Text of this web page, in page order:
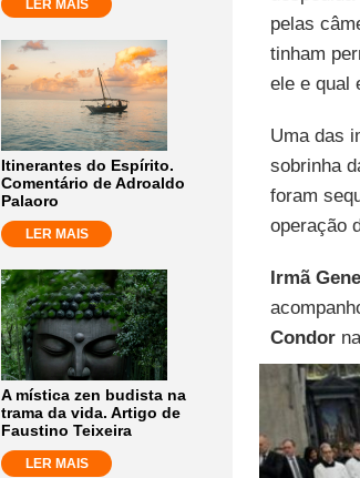
LER MAIS
Itinerantes do Espírito.
Comentário de Adroaldo
Palaoro
LER MAIS
A mística zen budista na
trama da vida. Artigo de
Faustino Teixeira
LER MAIS
pelas
tinham
ele e qual
Uma das
sobrinha
foram
operação
Irmã
Condor